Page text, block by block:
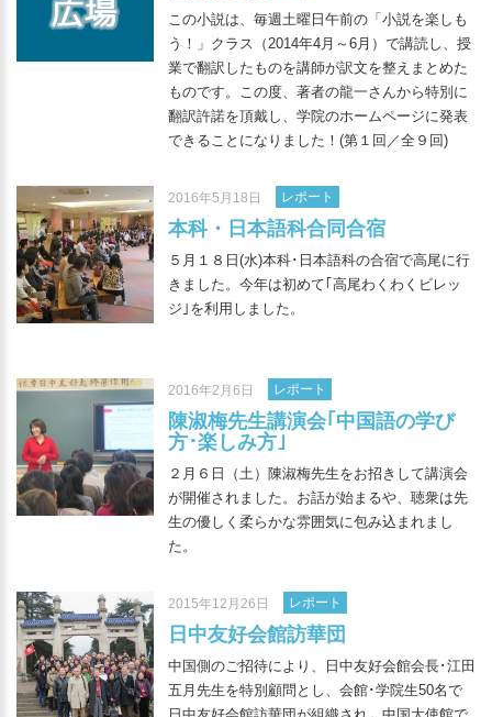
この小説は、毎週土曜日午前の「小説を楽しも
う！」クラス（2014年4月～6月）で講読し、授
業で翻訳したものを講師が訳文を整えまとめた
ものです。この度、著者の龍一さんから特別に
翻訳許諾を頂戴し、学院のホームページに発表
できることになりました！(第１回／全９回)
2016年5月18日 レポート
本科・日本語科合同合宿
５月１８日(水)本科･日本語科の合宿で高尾に行
きました。今年は初めて｢高尾わくわくビレッ
ジ｣を利用しました。
2016年2月6日 レポート
陳淑梅先生講演会｢中国語の学び
方･楽しみ方｣
２月６日（土）陳淑梅先生をお招きして講演会
が開催されました。お話が始まるや、聴衆は先
生の優しく柔らかな雰囲気に包み込まれまし
た。
2015年12月26日 レポート
日中友好会館訪華団
中国側のご招待により、日中友好会館会長･江田
五月先生を特別顧問とし、会館･学院生50名で